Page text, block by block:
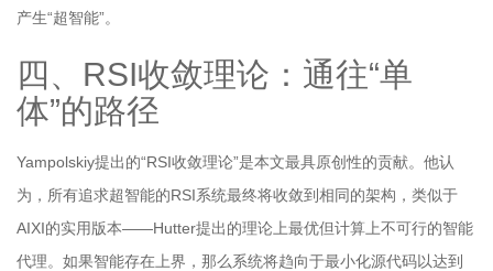
产生“超智能”。
四、RSI收敛理论：通往“单
体”的路径
Yampolskiy提出的“RSI收敛理论”是本文最具原创性的贡献。他认
为，所有追求超智能的RSI系统最终将收敛到相同的架构，类似于
AIXI的实用版本——Hutter提出的理论上最优但计算上不可行的智能
代理。如果智能存在上界，那么系统将趋向于最小化源代码以达到